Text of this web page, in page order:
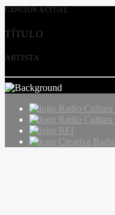
CANCIÓN ACTUAL
TÍTULO
ARTISTA
Radio Cultura
Radio Cultura
RFI
Creativa Radio